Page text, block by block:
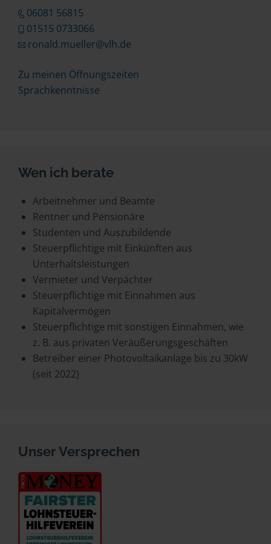
06081 56815
01515 0733066
ronald.mueller@vlh.de
Zu meinen Öffnungszeiten
Sprachkenntnisse
Wen ich berate
Arbeitnehmer und Beamte
Rentner und Pensionäre
Studenten und Auszubildende
Steuerpflichtige mit Einkünften aus
Unterhaltsleistungen
Vermieter und Verpächter
Steuerpflichtige mit Einnahmen aus
Kapitalvermögen
Steuerpflichtige mit sonstigen Einnahmen, wie
z. B. aus privaten Veräußerungsgeschäften
Betreiber einer Photovoltaikanlage bis zu 30kW
(seit 2022)
Unser Versprechen